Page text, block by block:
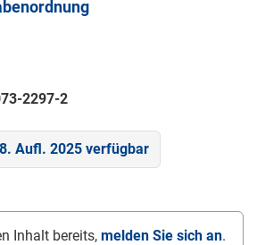
2297-2
Aufl. 2025 verfügbar
Inhalt bereits, melden Sie sich an.